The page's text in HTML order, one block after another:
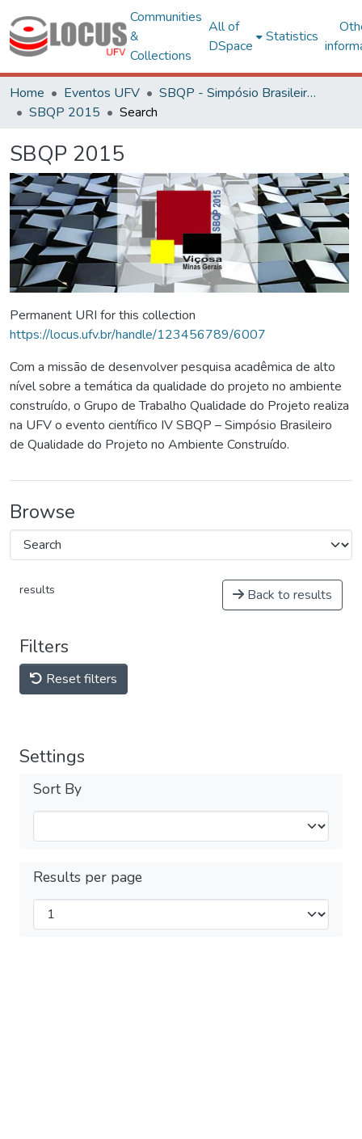
Communities
&
Collections
All of
DSpace
Statistics
Home Eventos UFV
SBQP - Simpósio Brasileiro de Qualidade do Projeto no Ambiente Construído
SBQP 2015
Search
SBQP 2015
Permanent URI for this collection
https://locus.ufv.br/handle/123456789/6007
Com a missão de desenvolver pesquisa acadêmica de alto
nível sobre a temática da qualidade do projeto no ambiente
construído, o Grupo de Trabalho Qualidade do Projeto realiza
na UFV o evento científico IV SBQP – Simpósio Brasileiro
de Qualidade do Projeto no Ambiente Construído.
Browse
results Back to results
Filters
Reset filters
Settings
Sort By
Results per page